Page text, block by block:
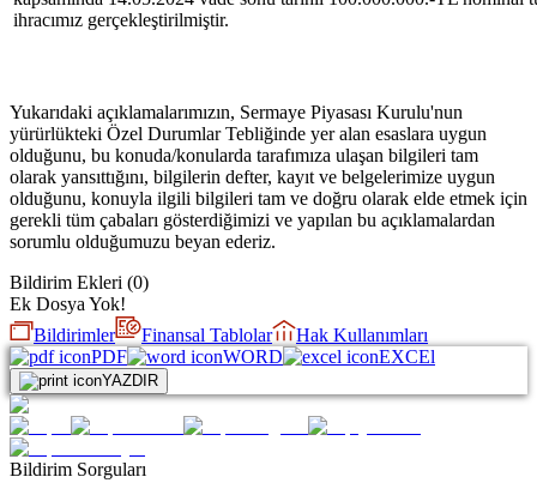
ihracımız gerçekleştirilmiştir.
Yukarıdaki açıklamalarımızın, Sermaye Piyasası Kurulu'nun
yürürlükteki Özel Durumlar Tebliğinde yer alan esaslara uygun
olduğunu, bu konuda/konularda tarafımıza ulaşan bilgileri tam
olarak yansıttığını, bilgilerin defter, kayıt ve belgelerimize uygun
olduğunu, konuyla ilgili bilgileri tam ve doğru olarak elde etmek için
gerekli tüm çabaları gösterdiğimizi ve yapılan bu açıklamalardan
sorumlu olduğumuzu beyan ederiz.
Bildirim Ekleri (0)
Ek Dosya Yok!
Bildirimler
Finansal Tablolar
Hak Kullanımları
PDF
WORD EXCEl
YAZDIR
Bildirim Sorguları